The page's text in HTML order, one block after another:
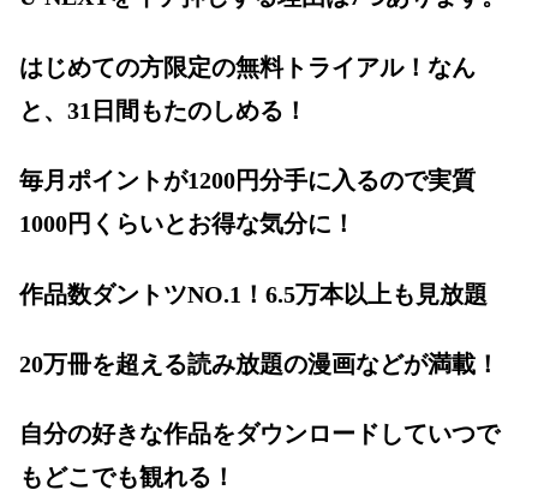
はじめての方限定の無料トライアル！なん
と、31日間もたのしめる！
毎月ポイントが1200円分手に入るので実質
1000円くらいとお得な気分に！
作品数ダントツNO.1！6.5万本以上も見放題
20万冊を超える読み放題の漫画などが満載！
自分の好きな作品をダウンロードしていつで
もどこでも観れる！